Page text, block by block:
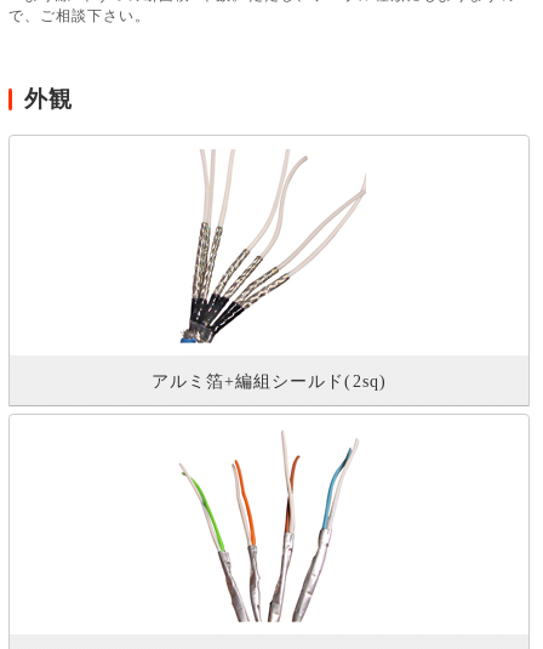
で、ご相談下さい。
外観
アルミ箔+編組シールド(2sq)